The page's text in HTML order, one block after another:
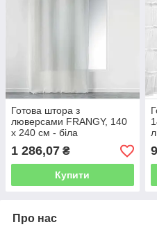
Готова штора з
люверсами FRANGY, 140
x 240 см - біла
1 286,07 ₴
Купити
Про нас